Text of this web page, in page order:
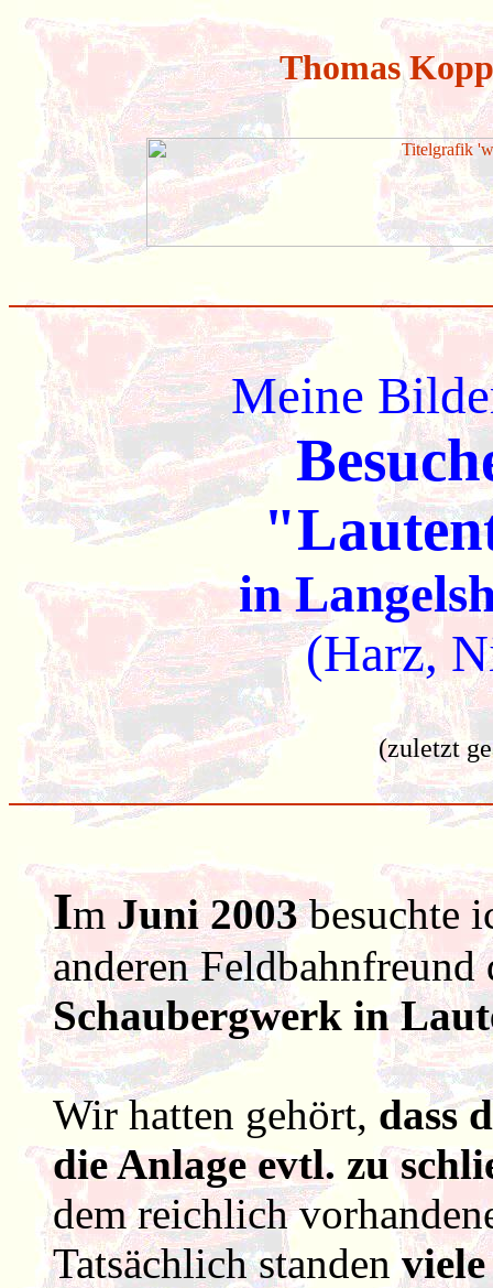
Thomas
Meine
in
(Harz,
(zuletzt
Im Juni 2003besuchte
anderen Feldbahnfreund
Schaubergwerk in
Wir hatten gehört, dass
die Anlage evtl. zu
dem reichlich
Tatsächlich standen